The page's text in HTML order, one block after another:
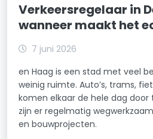
Verkeersregelaar in
wanneer maakt het
7 juni 2026
en Haag is een stad met veel
weinig ruimte. Auto’s, trams,
komen elkaar de hele dag
zijn er regelmatig
en bouwprojecten.